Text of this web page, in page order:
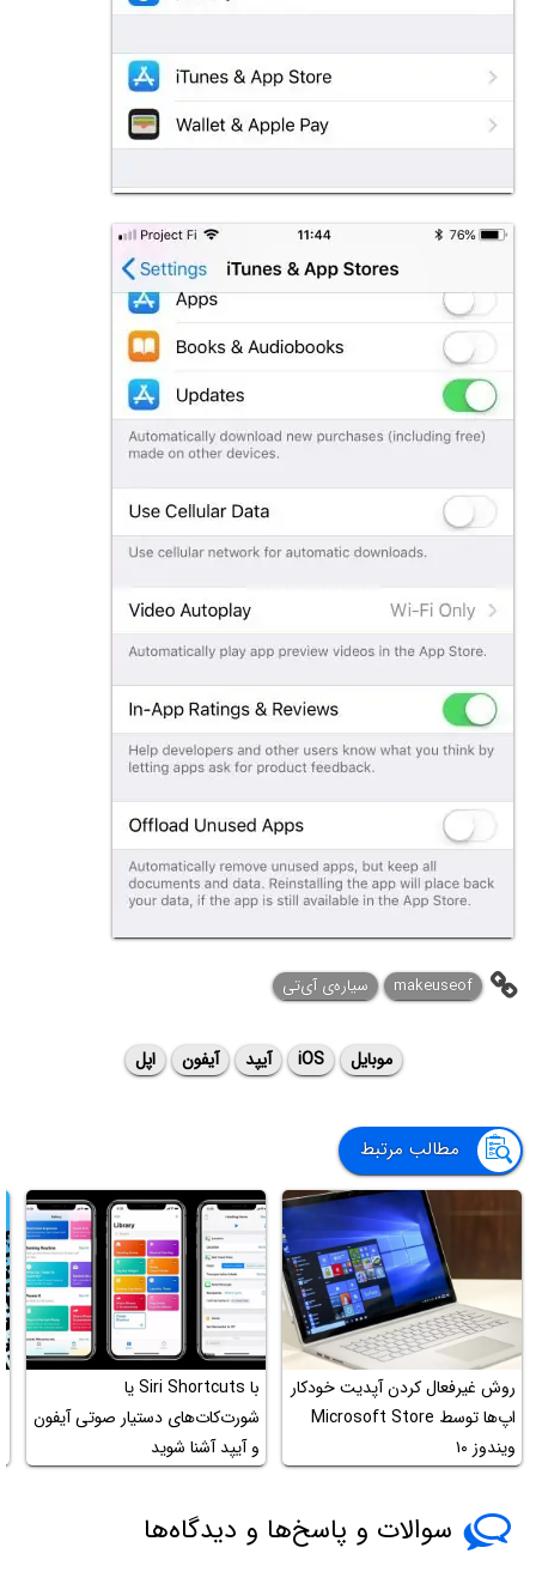
makeuseof سیاره‌ی آی‌تی
موبایل iOS آیپد آیفون اپل
مطالب مرتبط
روش غیرفعال کردن آپدیت خودکار
اپ‌ها توسط Microsoft Store
ویندوز ۱۰
با Siri Shortcuts یا
شورت‌کات‌های دستیار صوتی آیفون
و آیپد آشنا شوید
سوالات و پاسخ‌ها و دیدگاه‌ها